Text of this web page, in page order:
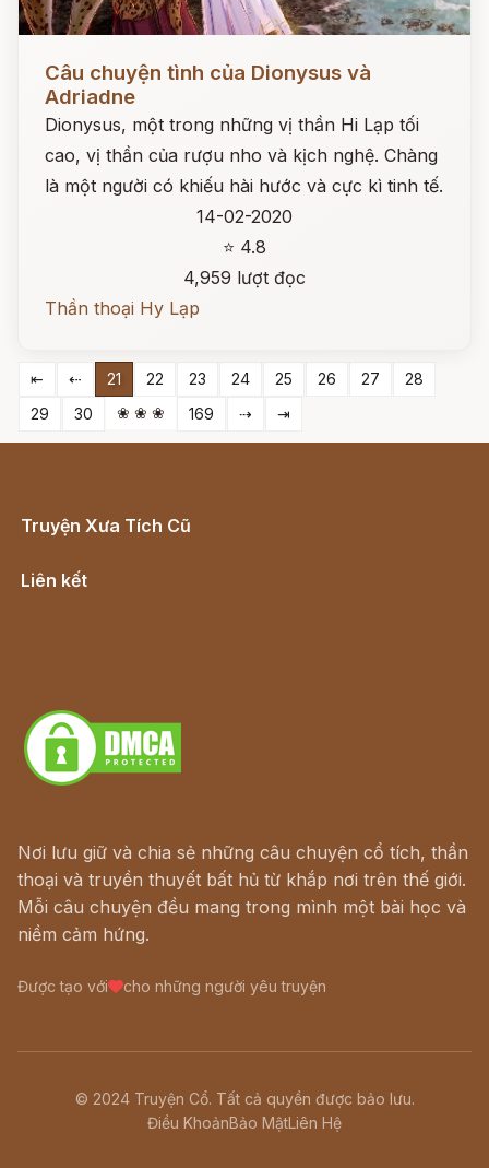
Câu chuyện tình của Dionysus và
Adriadne
Dionysus, một trong những vị thần Hi Lạp tối
cao, vị thần của rượu nho và kịch nghệ. Chàng
là một người có khiếu hài hước và cực kì tinh tế.
14-02-2020
⭐ 4.8
4,959 lượt đọc
Thần thoại Hy Lạp
⇤ ⇠ 21 22 23 24 25 26 27
28
29
30 ❀ ❀ ❀ 169 ⇢ ⇥
Truyện Xưa Tích Cũ
Liên kết
Nơi lưu giữ và chia sẻ những câu chuyện cổ tích, thần
thoại và truyền thuyết bất hủ từ khắp nơi trên thế giới.
Mỗi câu chuyện đều mang trong mình một bài học và
niềm cảm hứng.
Được tạo với cho những người yêu truyện
© 2024 Truyện Cổ. Tất cả quyền được bảo lưu.
Điều KhoảnBảo MậtLiên Hệ